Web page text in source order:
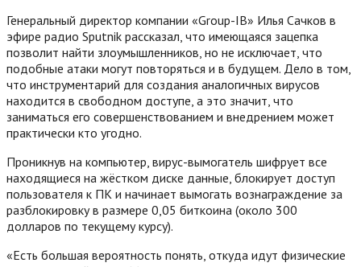
Генеральный директор компании «Group-IB» Илья Сачков в
эфире радио Sputnik рассказал, что имеющаяся зацепка
позволит найти злоумышленников, но не исключает, что
подобные атаки могут повторяться и в будущем. Дело в том,
что инструментарий для создания аналогичных вирусов
находится в свободном доступе, а это значит, что
заниматься его совершенствованием и внедрением может
практически кто угодно.
Проникнув на компьютер, вирус-вымогатель шифрует все
находящиеся на жёстком диске данные, блокирует доступ
пользователя к ПК и начинает вымогать вознаграждение за
разблокировку в размере 0,05 биткоина (около 300
долларов по текущему курсу).
«Есть большая вероятность понять, откуда идут физические